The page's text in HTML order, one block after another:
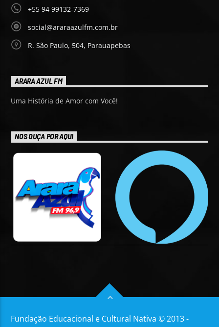
+55 94 99132-7369
social@araraazulfm.com.br
R. São Paulo, 504, Parauapebas
ARARA AZUL FM
Uma História de Amor com Você!
NOS OUÇA POR AQUI
Fundação Educacional e Cultural Nativa © 2013 -